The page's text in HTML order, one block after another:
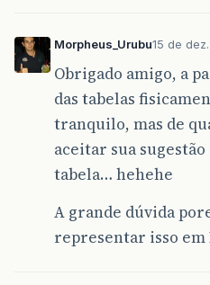
Morpheus_Urubu15 de
Obrigado amigo, a
das tabelas
tranquilo, mas de
aceitar sua
tabela… hehehe
A grande dúvida
representar isso em